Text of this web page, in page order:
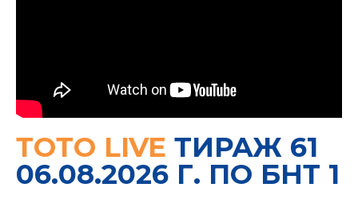
ТОТО LIVE ТИРАЖ 61
06.08.2026 Г. ПО БНТ 1